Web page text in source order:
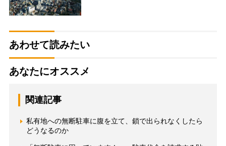
あわせて読みたい
あなたにオススメ
関連記事
私有地への無断駐車に腹を立て、鎖で出られなくしたら
どうなるのか